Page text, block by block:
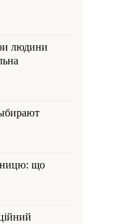
людини
що